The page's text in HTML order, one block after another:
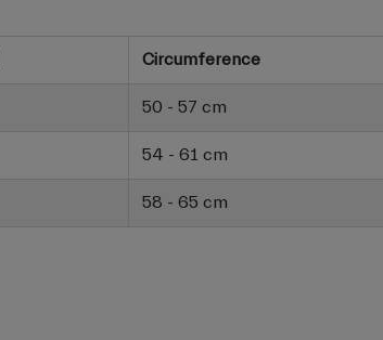
Circumference
50 - 57 cm
54 - 61 cm
58 - 65 cm